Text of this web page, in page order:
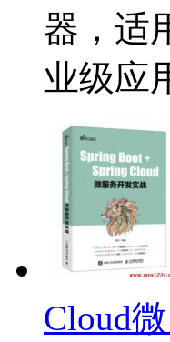
器，适
业级应
Cloud